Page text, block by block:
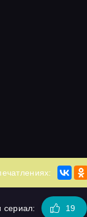
сериал: 19